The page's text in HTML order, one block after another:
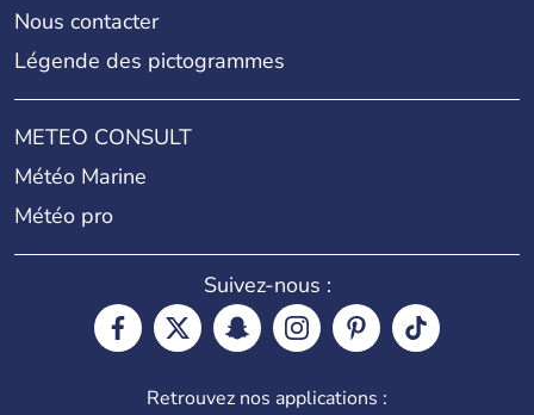
Nous contacter
Légende des pictogrammes
METEO CONSULT
Météo Marine
Météo pro
Suivez-nous :
Retrouvez nos applications :